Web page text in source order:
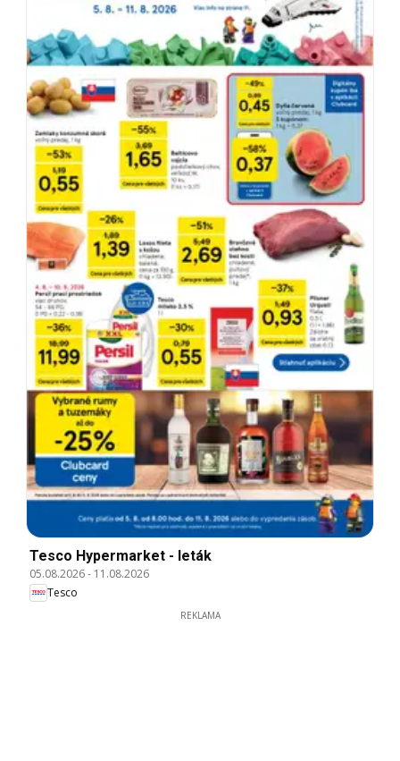
Tesco Hypermarket - leták
05.08.2026- 11.08.2026
Tesco
REKLAMA